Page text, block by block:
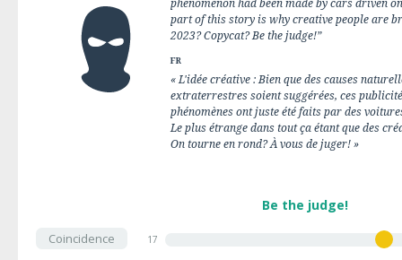
phenomenon had been made by cars driven
part of this story is why creative people are
2023? Copycat? Be the judge!”
FR
« L'idée créative : Bien que des causes
extraterrestres soient suggérées, ces
phénomènes ont juste été faits par des
Le plus étrange dans tout ça étant que des
On tourne en rond? À vous de juger! »
Be the judge!
Coincidence 17